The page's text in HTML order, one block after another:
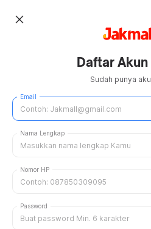
close
Daftar
Sudah punya
Email
Nama Lengkap
Nomor HP
Password